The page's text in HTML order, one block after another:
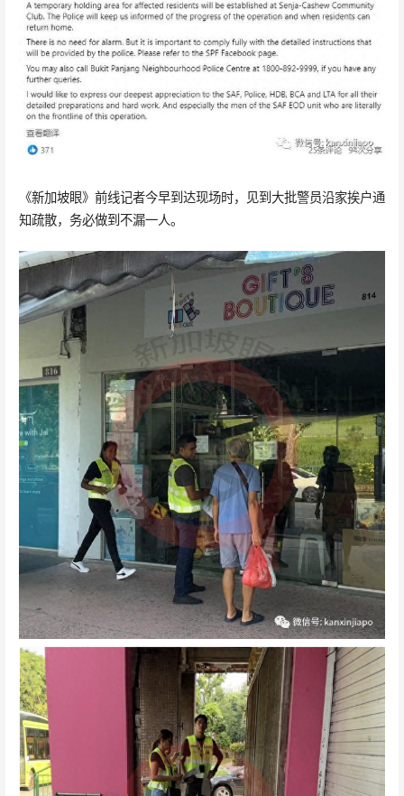
《新加坡眼》前线记者今早到达现场时，见到大批警员沿家挨户通
知疏散，务必做到不漏一人。